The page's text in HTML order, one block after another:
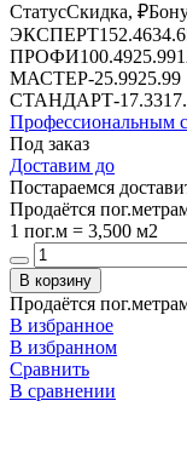
СтатусСкидка, ₽
ЭКСПЕРТ152.46
ПРОФИ100.4925.99
МАСТЕР-25.9925.99
СТАНДАРТ-17.33
Профессиональным
Под заказ
Доставим до
Постараемся
Продаётся
1 пог.м = 3,500 м2
В корзину
Продаётся
В избранное
В избранном
Сравнить
В сравнении